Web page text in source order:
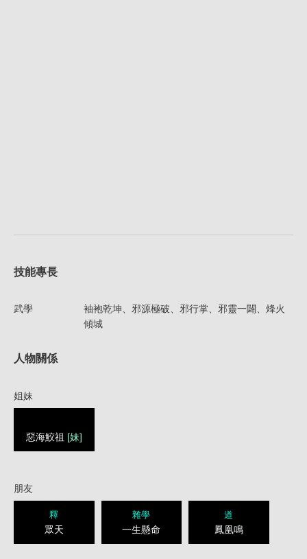
技能專長
武學
袖袍乾坤、邪源極破、邪行掌、邪靈一闢、烽火
傾城
人物關係
姐妹
惡海鮫祖 [妹]
朋友
釋
眾天
雜學
一生懸命
道
鳳凰鳴